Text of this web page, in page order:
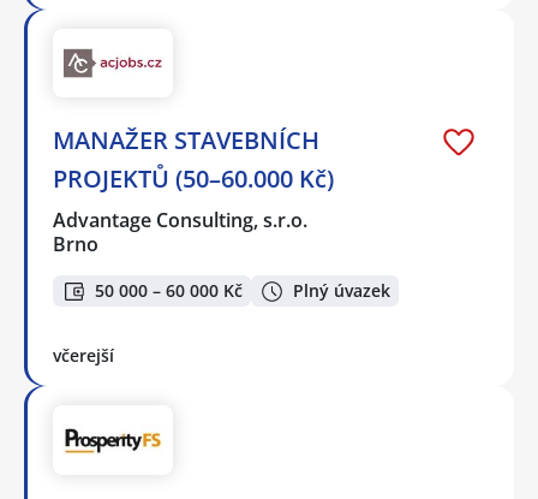
MANAŽER STAVEBNÍCH
PROJEKTŮ (50–60.000 Kč)
Advantage Consulting, s.r.o.
Brno
50 000 – 60 000 Kč Plný úvazek
včerejší